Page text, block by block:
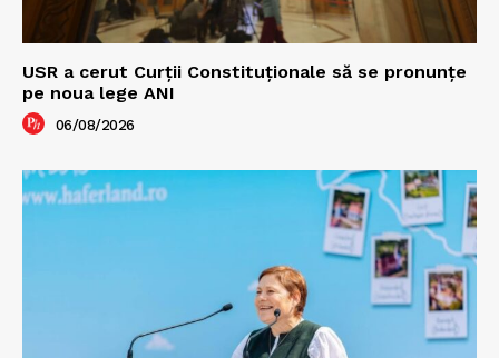
USR a cerut Curții Constituționale să se pronunțe
pe noua lege ANI
06/08/2026